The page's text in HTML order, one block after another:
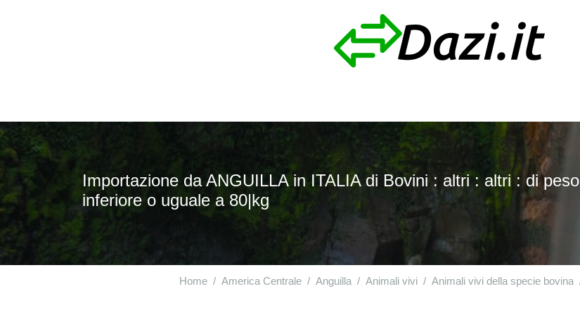
Importazione da ANGUILLA in ITALIA di Bovini : altri : altri : di peso
inferiore o uguale a 80|kg
Home America Centrale Anguilla Animali vivi Animali vivi della specie bovina